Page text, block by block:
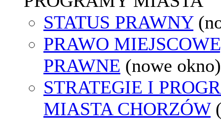
STATUS PRAWNY
PRAWO
PRAWNE (nowe okno)
STRATEGIE I
MIASTA CHORZÓW